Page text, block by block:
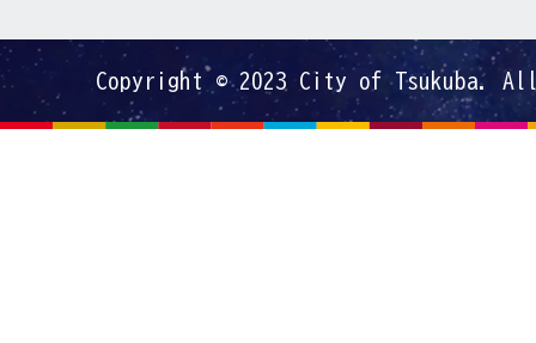
Copyright © 2023 City of Tsukuba.